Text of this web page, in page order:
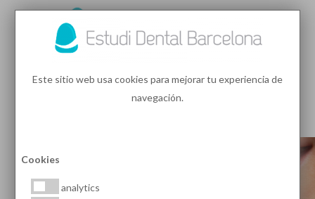
PEDIR HORA
Este sitio web usa cookies para mejorar tu experiencia de
navegación.
Cookies
analytics